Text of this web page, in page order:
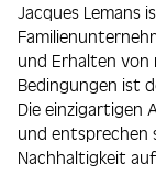
Jacques Lemans
und Erhalten von
Bedingungen ist
Die einzigartigen
und entsprechen
Nachhaltigkeit